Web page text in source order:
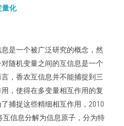
量化
是一个被广泛研究的概念，然
随机变量之间的互信息是一个
，香农互信息并不能捕捉到三
，使得在多变量相互作用的复
捕捉这些精细相互作用，2010
信息分解为信息原子，分为特